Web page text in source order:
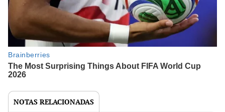
NOTAS RELACIONADAS